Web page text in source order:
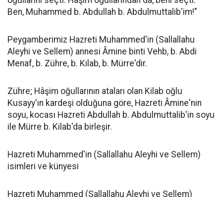
Ben, Muhammed b. Abdullah b. Abdulmuttalib'im!"
Peygamberimiz Hazreti Muhammed'in (Sallallahu
Aleyhi ve Sellem) annesi Âmine binti Vehb, b. Abdi
Menaf, b. Zühre, b. Kilab, b. Mürre'dir.
Zühre; Hâşim oğullarının ataları olan Kilab oğlu
Kusayy'ın kardeşi olduğuna göre, Hazreti Âmine'nin
soyu, kocası Hazreti Abdullah b. Abdulmuttalib'in soyu
ile Mürre b. Kilab'da birleşir.
Hazreti Muhammed'in (Sallallahu Aleyhi ve Sellem)
isimleri ve künyesi
Hazreti Muhammed (Sallallahu Aleyhi ve Sellem)